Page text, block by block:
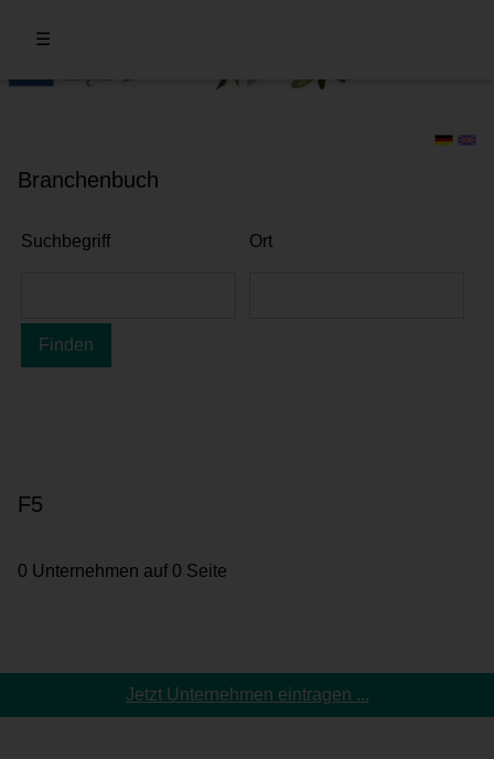
☰
Branchenbuch
Suchbegriff Ort
F5
0 Unternehmen auf 0 Seite
Jetzt Unternehmen eintragen ...